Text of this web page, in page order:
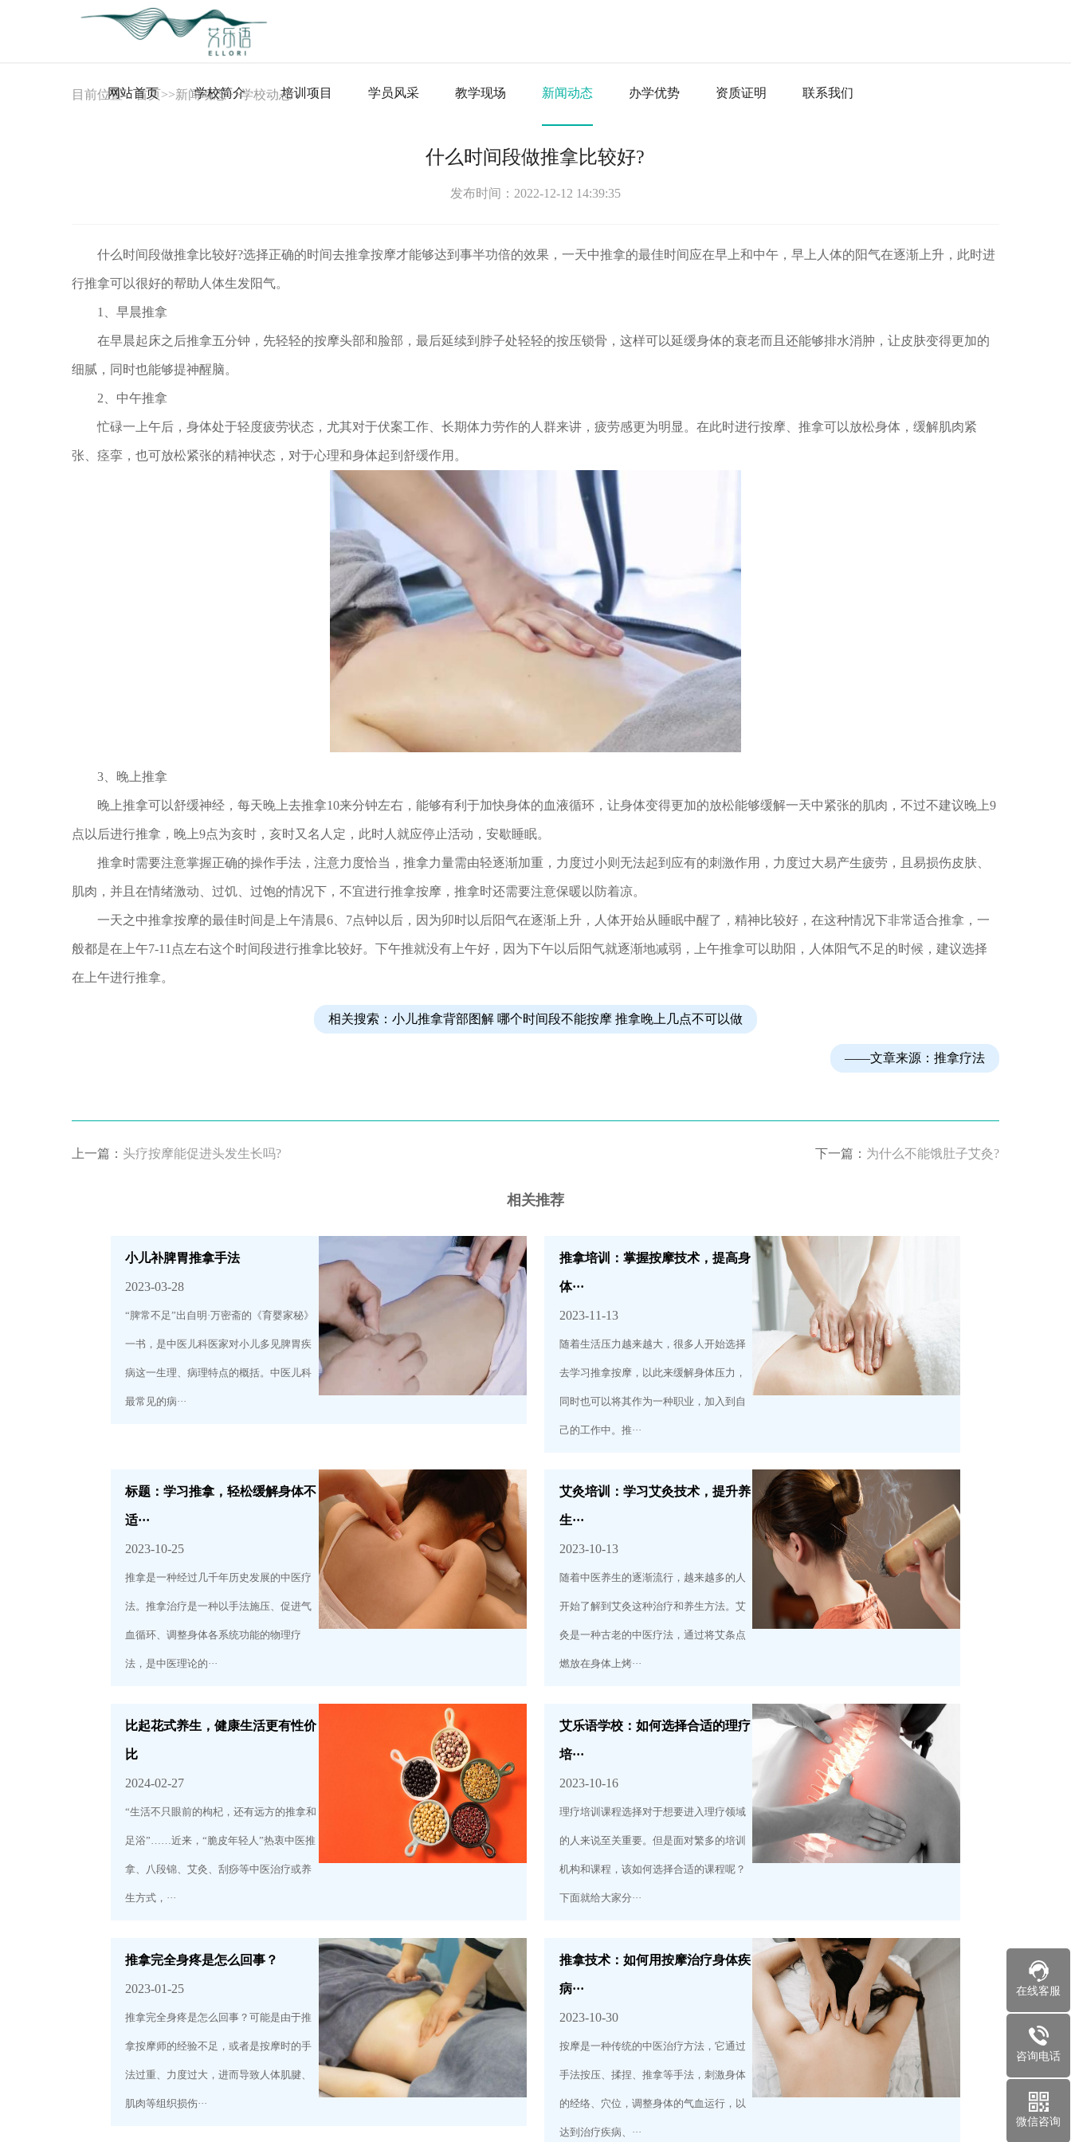
网站首页 学校简介 培训项目 学员风采 教学现场 新闻动态 办学优势 资质证明 联系我们
目前位置：首页>>新闻动态>>学校动态
什么时间段做推拿比较好?
发布时间：2022-12-12 14:39:35
什么时间段做推拿比较好?选择正确的时间去推拿按摩才能够达到事半功倍的效果，一天中推拿的最佳时间应在早上和中午，早上人体的阳气在逐渐上升，此时进
行推拿可以很好的帮助人体生发阳气。
1、早晨推拿
在早晨起床之后推拿五分钟，先轻轻的按摩头部和脸部，最后延续到脖子处轻轻的按压锁骨，这样可以延缓身体的衰老而且还能够排水消肿，让皮肤变得更加的
细腻，同时也能够提神醒脑。
2、中午推拿
忙碌一上午后，身体处于轻度疲劳状态，尤其对于伏案工作、长期体力劳作的人群来讲，疲劳感更为明显。在此时进行按摩、推拿可以放松身体，缓解肌肉紧
张、痉挛，也可放松紧张的精神状态，对于心理和身体起到舒缓作用。
3、晚上推拿
晚上推拿可以舒缓神经，每天晚上去推拿10来分钟左右，能够有利于加快身体的血液循环，让身体变得更加的放松能够缓解一天中紧张的肌肉，不过不建议晚上9
点以后进行推拿，晚上9点为亥时，亥时又名人定，此时人就应停止活动，安歇睡眠。
推拿时需要注意掌握正确的操作手法，注意力度恰当，推拿力量需由轻逐渐加重，力度过小则无法起到应有的刺激作用，力度过大易产生疲劳，且易损伤皮肤、
肌肉，并且在情绪激动、过饥、过饱的情况下，不宜进行推拿按摩，推拿时还需要注意保暖以防着凉。
一天之中推拿按摩的最佳时间是上午清晨6、7点钟以后，因为卯时以后阳气在逐渐上升，人体开始从睡眠中醒了，精神比较好，在这种情况下非常适合推拿，一
般都是在上午7-11点左右这个时间段进行推拿比较好。下午推就没有上午好，因为下午以后阳气就逐渐地减弱，上午推拿可以助阳，人体阳气不足的时候，建议选择
在上午进行推拿。
相关搜索：小儿推拿背部图解 哪个时间段不能按摩 推拿晚上几点不可以做
——文章来源：推拿疗法
上一篇： 头疗按摩能促进头发生长吗? 下一篇： 为什么不能饿肚子艾灸?
相关推荐
小儿补脾胃推拿手法
2023-03-28
“脾常不足”出自明·万密斋的《育婴家秘》
一书，是中医儿科医家对小儿多见脾胃疾
病这一生理、病理特点的概括。中医儿科
最常见的病···
推拿培训：掌握按摩技术，提高身
体···
2023-11-13
随着生活压力越来越大，很多人开始选择
去学习推拿按摩，以此来缓解身体压力，
同时也可以将其作为一种职业，加入到自
己的工作中。推···
标题：学习推拿，轻松缓解身体不
适···
2023-10-25
推拿是一种经过几千年历史发展的中医疗
法。推拿治疗是一种以手法施压、促进气
血循环、调整身体各系统功能的物理疗
法，是中医理论的···
艾灸培训：学习艾灸技术，提升养
生···
2023-10-13
随着中医养生的逐渐流行，越来越多的人
开始了解到艾灸这种治疗和养生方法。艾
灸是一种古老的中医疗法，通过将艾条点
燃放在身体上烤···
比起花式养生，健康生活更有性价
比
2024-02-27
“生活不只眼前的枸杞，还有远方的推拿和
足浴”……近来，“脆皮年轻人”热衷中医推
拿、八段锦、艾灸、刮痧等中医治疗或养
生方式，···
艾乐语学校：如何选择合适的理疗
培···
2023-10-16
理疗培训课程选择对于想要进入理疗领域
的人来说至关重要。但是面对繁多的培训
机构和课程，该如何选择合适的课程呢？
下面就给大家分···
推拿完全身疼是怎么回事？
2023-01-25
推拿完全身疼是怎么回事？可能是由于推
拿按摩师的经验不足，或者是按摩时的手
法过重、力度过大，进而导致人体肌腱、
肌肉等组织损伤···
推拿技术：如何用按摩治疗身体疾
病···
2023-10-30
按摩是一种传统的中医治疗方法，它通过
手法按压、揉捏、推拿等手法，刺激身体
的经络、穴位，调整身体的气血运行，以
达到治疗疾病、···
在线客服
咨询电话
微信咨询